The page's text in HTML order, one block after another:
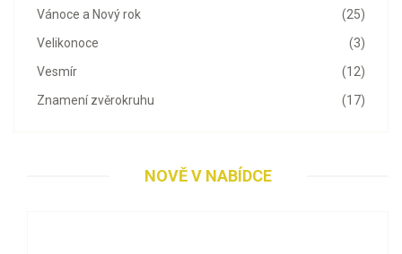
(25)
Vánoce a Nový rok
(3)
Velikonoce
(12)
Vesmír
(17)
Znamení zvěrokruhu
NOVĚ V NABÍDCE